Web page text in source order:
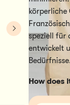
körperliche
speziell für
entwickelt
How does